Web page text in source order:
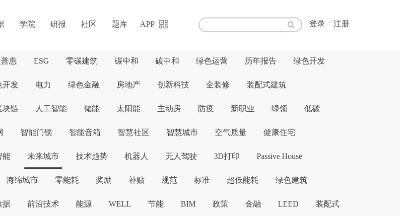
学院 研报 社区 题库 APP 登录 注册
惠 ESG 零碳建筑 碳中和 碳中和 绿色运营 历年报告 绿色开发
开发 电力 绿色金融 房地产 创新科技 全装修 装配式建筑
块链 人工智能 储能 太阳能 主动房 防疫 新职业 绿领 低碳
智能门锁 智能音箱 智慧社区 智慧城市 空气质量 健康住宅
能 未来城市 技术趋势 机器人 无人驾驶 3D打印 Passive House
海绵城市 零能耗 奖励 补贴 规范 标准 超低能耗 绿色建筑
据 前沿技术 能源 WELL 节能 BIM 政策 金融 LEED 装配式